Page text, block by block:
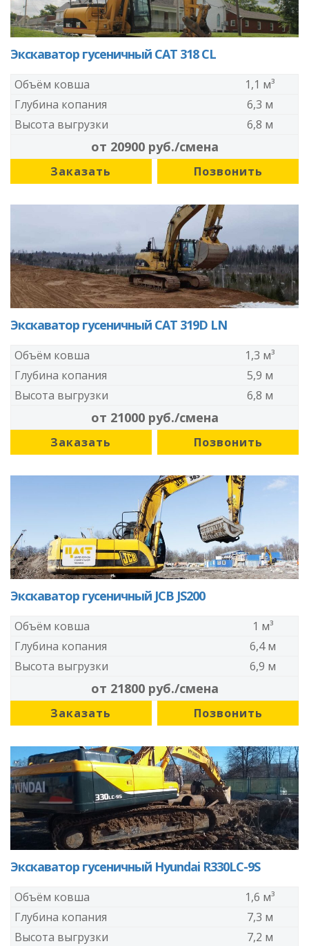
Экскаватор гусеничный CAT 318 CL
Объём ковша
1,1 м³
Глубина копания
6,3 м
Высота выгрузки
6,8 м
от 20900 руб./смена
Заказать Позвонить
Экскаватор гусеничный CAT 319D LN
Объём ковша
1,3 м³
Глубина копания
5,9 м
Высота выгрузки
6,8 м
от 21000 руб./смена
Заказать Позвонить
Экскаватор гусеничный JCB JS200
Объём ковша
1 м³
Глубина копания
6,4 м
Высота выгрузки
6,9 м
от 21800 руб./смена
Заказать Позвонить
Экскаватор гусеничный Hyundai R330LC-9S
Объём ковша
1,6 м³
Глубина копания
7,3 м
Высота выгрузки
7,2 м